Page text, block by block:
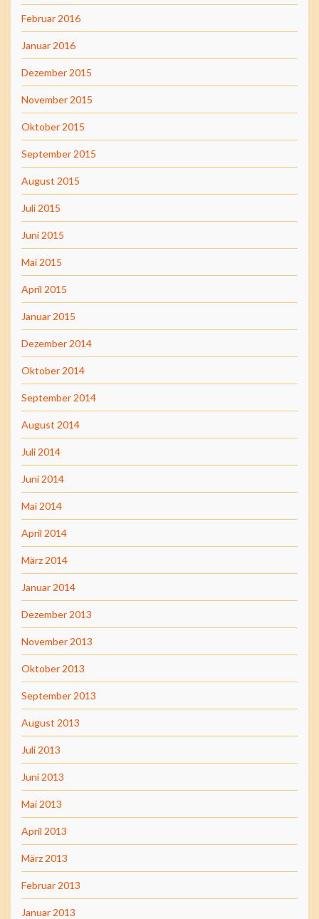
Februar 2016
Januar 2016
Dezember 2015
November 2015
Oktober 2015
September 2015
August 2015
Juli 2015
Juni 2015
Mai 2015
April 2015
Januar 2015
Dezember 2014
Oktober 2014
September 2014
August 2014
Juli 2014
Juni 2014
Mai 2014
April 2014
März 2014
Januar 2014
Dezember 2013
November 2013
Oktober 2013
September 2013
August 2013
Juli 2013
Juni 2013
Mai 2013
April 2013
März 2013
Februar 2013
Januar 2013